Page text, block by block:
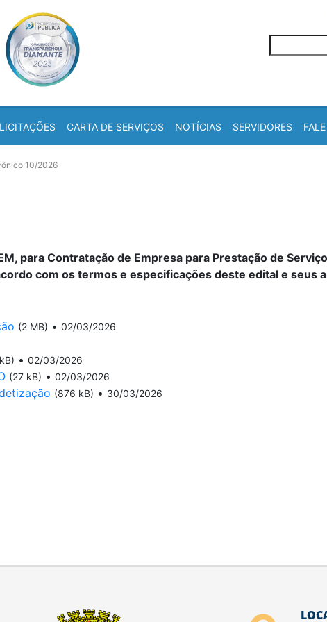
LICITAÇÕES CARTA DE SERVIÇOS NOTÍCIAS SERVIDORES
10/2026
para Contratação de Empresa para Prestação de
com os termos e especificações deste edital e seus
(2 MB) • 02/03/2026
• 02/03/2026
(27 kB) • 02/03/2026
(876 kB) • 30/03/2026